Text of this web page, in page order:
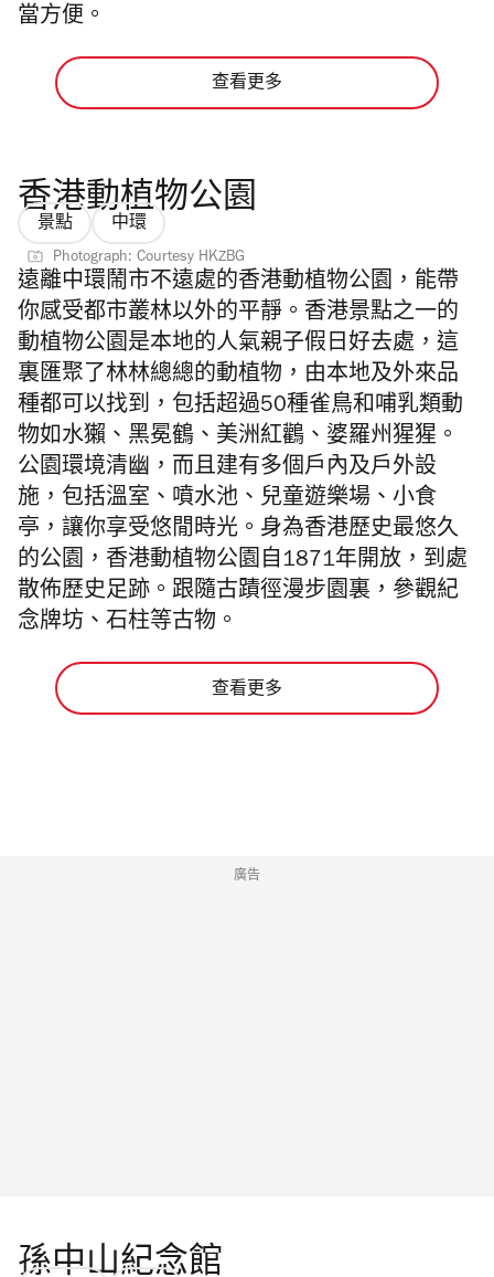
當方便。
查看更多
香港動植物公園
景點 中環
Photograph: Courtesy HKZBG
遠離中環鬧市不遠處的香港動植物公園，能帶
你感受都市叢林以外的平靜。香港景點之一的
動植物公園是本地的人氣親子假日好去處，這
裏匯聚了林林總總的動植物，由本地及外來品
種都可以找到，包括超過50種雀鳥和哺乳類動
物如水獺、黑冕鶴、美洲紅鸛、婆羅州猩猩。
公園環境清幽，而且建有多個戶內及戶外設
施，包括溫室、噴水池、兒童遊樂場、小食
亭，讓你享受悠閒時光。身為香港歷史最悠久
的公園，香港動植物公園自1871年開放，到處
散佈歷史足跡。跟隨古蹟徑漫步園裏，參觀紀
念牌坊、石柱等古物。
查看更多
廣告
孫中山紀念館